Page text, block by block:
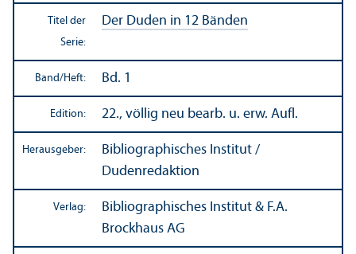
Titel der
Serie:
Der Duden in 12 Bänden
Band/Heft: Bd. 1
Edition: 22., völlig neu bearb. u. erw. Aufl.
Herausgeber: Bibliographisches Institut /
Dudenredaktion
Verlag:
Bibliographisches Institut & F.A.
Brockhaus AG